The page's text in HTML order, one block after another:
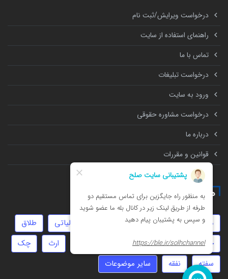
درخواست ویرایش/ثبت نام
راهنمای استفاده از سایت
تماس با ما
درخواست تبلیغات
ورود به سایت
درخواست مشاوره حقوقی
درباره ما
قوانین و مقررات
همه چیز درباره
مهریه عقد دائم استارتاپ امور مالیاتی
طلاق
خیانت
تنظیم قرارداد ارث
چک
سفته
نفقه سایر موضوعات